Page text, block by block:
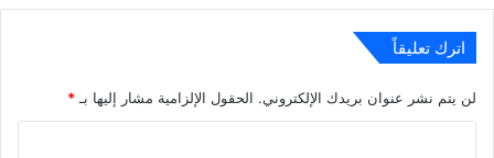
اترك تعليقاً
لن يتم نشر عنوان بريدك الإلكتروني. الحقول الإلزامية مشار إليها بـ *